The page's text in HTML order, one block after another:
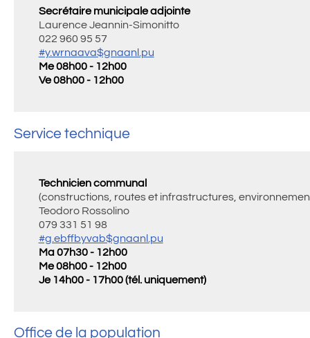
Secrétaire municipale adjointe
Laurence Jeannin-Simonitto
022 960 95 57
#y.wrnaava$gnaanl.pu
Me 08h00 - 12h00
Ve 08h00 - 12h00
Service technique
Technicien communal
(constructions, routes et infrastructures,
Teodoro Rossolino
079 331 51 98
#g.ebffbyvab$gnaanl.pu
Ma 07h30 - 12h00
Me 08h00 - 12h00
Je 14h00 - 17h00 (tél. uniquement)
Office de la population